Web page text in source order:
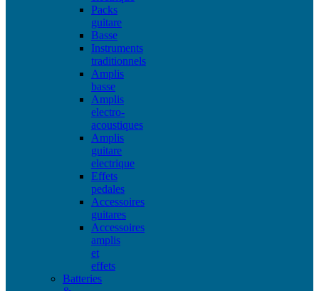
Packs
guitare
Basse
Instruments
traditionnels
Amplis
basse
Amplis
electro-
acoustiques
Amplis
guitare
electrique
Effets
pedales
Accessoires
guitares
Accessoires
amplis
et
effets
Batteries